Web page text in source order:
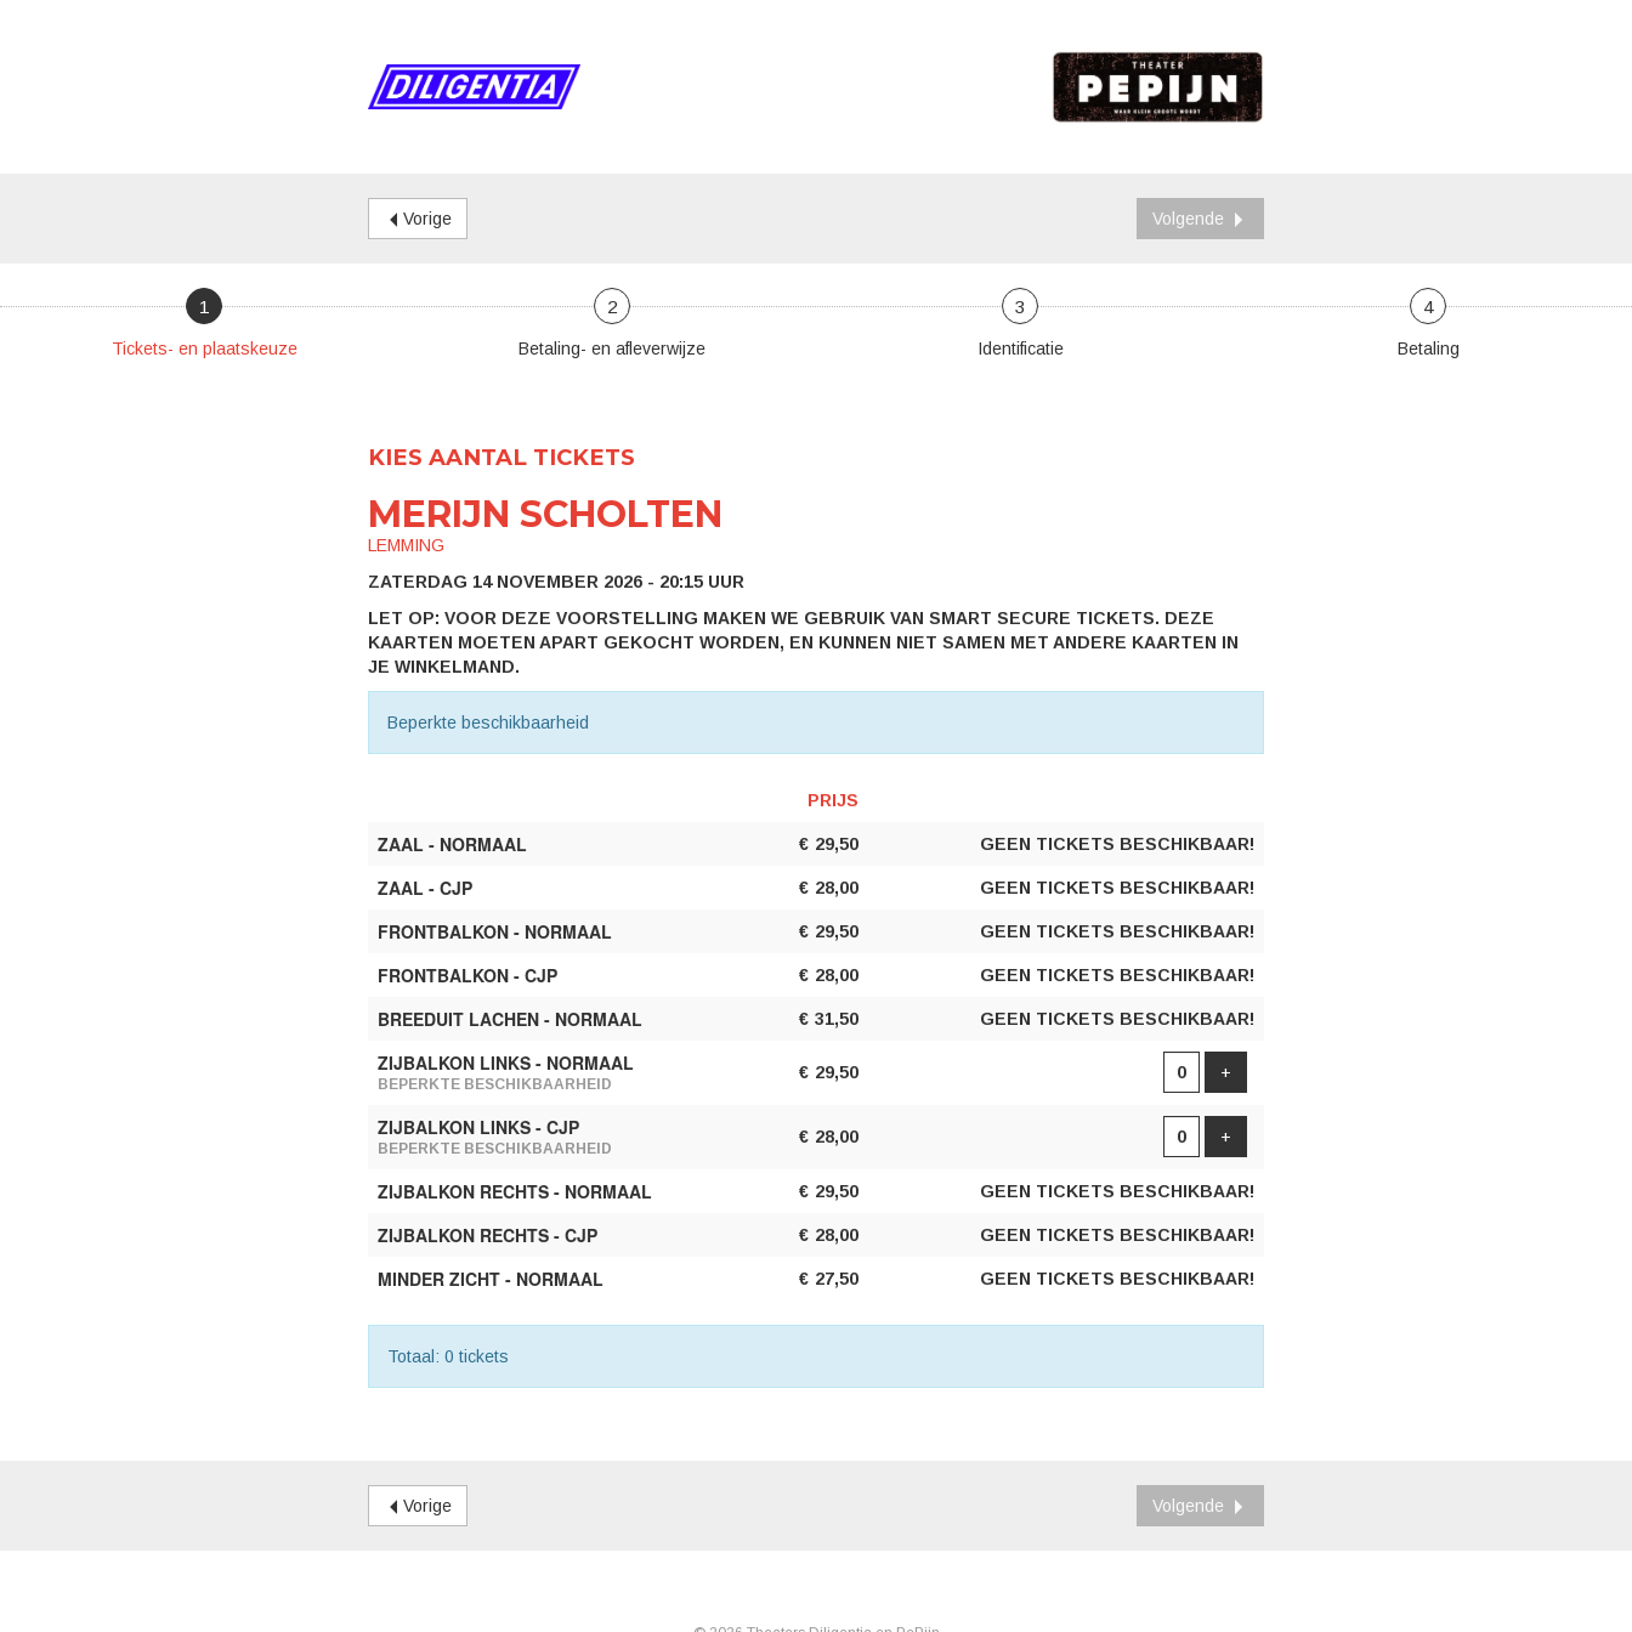
Vorige Volgende
1
Tickets- en plaatskeuze
2
Betaling- en afleverwijze
3
Identificatie
4
Betaling
KIES AANTAL TICKETS
MERIJN SCHOLTEN
LEMMING
ZATERDAG 14 NOVEMBER 2026 - 20:15 UUR
LET OP: VOOR DEZE VOORSTELLING MAKEN WE GEBRUIK VAN SMART SECURE TICKETS. DEZE
KAARTEN MOETEN APART GEKOCHT WORDEN, EN KUNNEN NIET SAMEN MET ANDERE KAARTEN IN
JE WINKELMAND.
Beperkte beschikbaarheid
PRIJS
ZAAL - NORMAAL € 29,50 GEEN TICKETS BESCHIKBAAR!
ZAAL - CJP € 28,00 GEEN TICKETS BESCHIKBAAR!
FRONTBALKON - NORMAAL € 29,50 GEEN TICKETS BESCHIKBAAR!
FRONTBALKON - CJP € 28,00 GEEN TICKETS BESCHIKBAAR!
BREEDUIT LACHEN - NORMAAL € 31,50 GEEN TICKETS BESCHIKBAAR!
ZIJBALKON LINKS - NORMAAL
BEPERKTE BESCHIKBAARHEID
€ 29,50 +
ZIJBALKON LINKS - CJP
BEPERKTE BESCHIKBAARHEID
€ 28,00 +
ZIJBALKON RECHTS - NORMAAL € 29,50 GEEN TICKETS BESCHIKBAAR!
ZIJBALKON RECHTS - CJP € 28,00 GEEN TICKETS BESCHIKBAAR!
MINDER ZICHT - NORMAAL € 27,50 GEEN TICKETS BESCHIKBAAR!
Totaal: 0 tickets
Vorige Volgende